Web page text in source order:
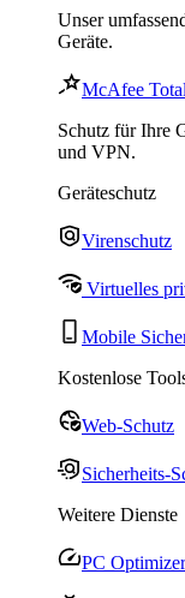
Unser
Geräte.
McAfee
Schutz für Ihre
und VPN.
Geräteschutz
Virenschutz
Virtuelles
Mobile
Kostenlose
Web-Schutz
Sicherheits-
Weitere Dienste
PC Optimizer